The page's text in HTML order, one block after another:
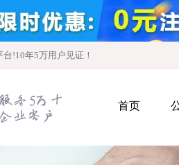
!10年5万用户见证！
首页